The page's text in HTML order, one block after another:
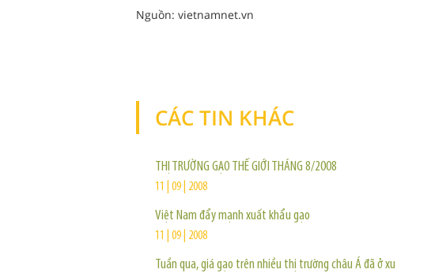
Nguồn: vietnamnet.vn
CÁC TIN KHÁC
THỊ TRƯỜNG GẠO THẾ GIỚI THÁNG 8/2008
11 | 09 | 2008
Việt Nam đẩy mạnh xuất khẩu gạo
11 | 09 | 2008
Tuần qua, giá gạo trên nhiều thị trường châu Á đã ở xu